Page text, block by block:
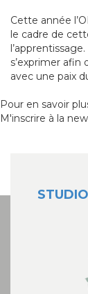
Cette année
le cadre de
s’exprimer
avec une paix
Pour en savoir
M'inscrire à la